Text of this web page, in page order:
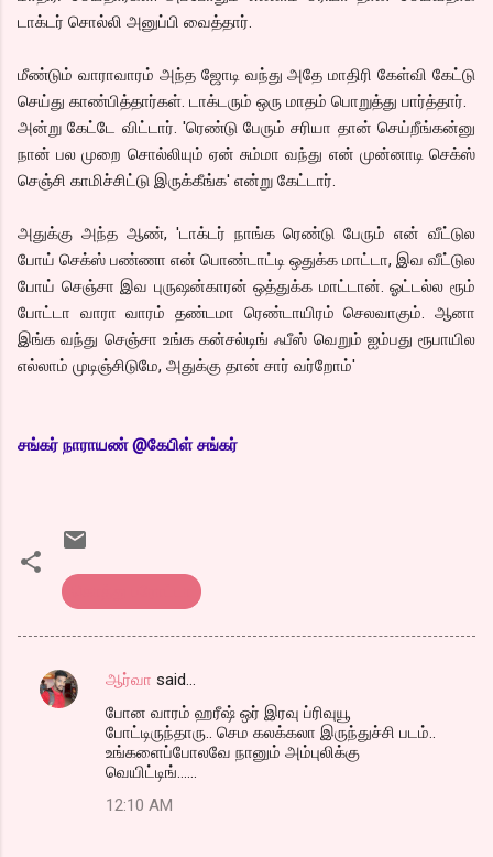
டாக்டர் சொல்லி அனுப்பி வைத்தார்.
மீண்டும் வாராவாரம் அந்த ஜோடி வந்து அதே மாதிரி கேள்வி கேட்டு
செய்து காண்பித்தார்கள். டாக்டரும் ஒரு மாதம் பொறுத்து பார்த்தார்.
அன்று கேட்டே விட்டார். 'ரெண்டு பேரும் சரியா தான் செய்றீங்கன்னு
நான் பல முறை சொல்லியும் ஏன் சும்மா வந்து என் முன்னாடி செக்ஸ்
செஞ்சி காமிச்சிட்டு இருக்கீங்க' என்று கேட்டார்.
அதுக்கு அந்த ஆண், 'டாக்டர் நாங்க ரெண்டு பேரும் என் வீட்டுல
போய் செக்ஸ் பண்ணா என் பொண்டாட்டி ஒதுக்க மாட்டா, இவ வீட்டுல
போய் செஞ்சா இவ புருஷன்காரன் ஒத்துக்க மாட்டான். ஓட்டல்ல ரூம்
போட்டா வாரா வாரம் தண்டமா ரெண்டாயிரம் செலவாகும். ஆனா
இங்க வந்து செஞ்சா உங்க கன்சல்டிங் ஃபீஸ் வெறும் ஐம்பது ரூபாயில
எல்லாம் முடிஞ்சிடுமே, அதுக்கு தான் சார் வர்றோம்'
சங்கர் நாராயண் @கேபிள் சங்கர்
C
ஆர்வா said…
போன வாரம் ஹரீஷ் ஒர் இரவு ப்ரிவுயூ
போட்டிருந்தாரு.. செம கலக்கலா இருந்துச்சி படம்..
உங்களைப்போலவே நானும் அம்புலிக்கு
வெயிட்டிங்......
12:10 AM